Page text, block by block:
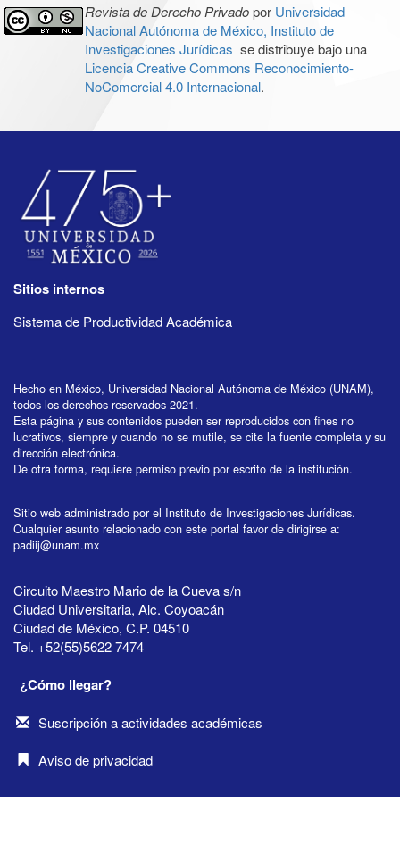
Revista de Derecho Privadopor Universidad
Nacional Autónoma de México, Instituto de
Investigaciones Jurídicas se distribuye bajo una
Licencia Creative Commons Reconocimiento-
NoComercial 4.0 Internacional.
Sitios internos
Sistema de Productividad Académica
Hecho en México, Universidad Nacional Autónoma de México (UNAM),
todos los derechos reservados 2021.
Esta página y sus contenidos pueden ser reproducidos con fines no
lucrativos, siempre y cuando no se mutile, se cite la fuente completa y su
dirección electrónica.
De otra forma, requiere permiso previo por escrito de la institución.
Sitio web administrado por el Instituto de Investigaciones Jurídicas.
Cualquier asunto relacionado con este portal favor de dirigirse a:
padiij@unam.mx
Circuito Maestro Mario de la Cueva s/n
Ciudad Universitaria, Alc. Coyoacán
Ciudad de México, C.P. 04510
Tel. +52(55)5622 7474
¿Cómo llegar?
Suscripción a actividades académicas
Aviso de privacidad